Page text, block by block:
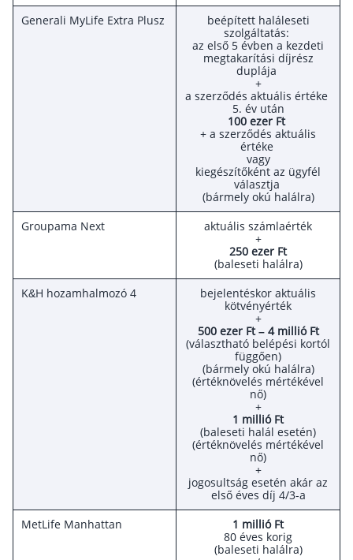
Blog
Gyermek megtakarítás
Babakötvény kisokos 👶
Szabad felhasználású hitel
Kötelező biztosítás (KGFB)
Lakásbiztosítás útmutató – Hogyan válassz?
Lakásbiztosítás: válaszok az 50 leggyakoribb
Minősített Fogyasztóbarát Otthonbiztosítás
Generali MyLife Extra Plusz
beépített haláleseti
szolgáltatás:
az első 5 évben a kezdeti
megtakarítási díjrész
duplája
+
a szerződés aktuális értéke
5. év után
100 ezer Ft
+ a szerződés aktuális
értéke
vagy
kiegészítőként az ügyfél
választja
(bármely okú halálra)
Groupama Next
aktuális számlaérték
+
250 ezer Ft
(baleseti halálra)
K&H hozamhalmozó 4
bejelentéskor aktuális
kötvényérték
+
500 ezer Ft – 4 millió Ft
(választható belépési kortól
függően)
(bármely okú halálra)
(értéknövelés mértékével
nő)
+
1 millió Ft
(baleseti halál esetén)
(értéknövelés mértékével
nő)
+
jogosultság esetén akár az
első éves díj 4/3-a
MetLife Manhattan
1 millió Ft
80 éves korig
(baleseti halálra)